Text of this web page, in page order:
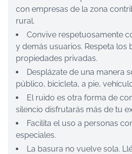
con empresas de la zona
rural.
Convive respetuosamente
y demás usuarios. Respeta los
propiedades privadas.
Desplázate de una manera
público, bicicleta, a pie,
El ruido es otra forma de
silencio disfrutarás más de tu
Facilita el uso a personas
especiales.
La basura no vuelve sola.